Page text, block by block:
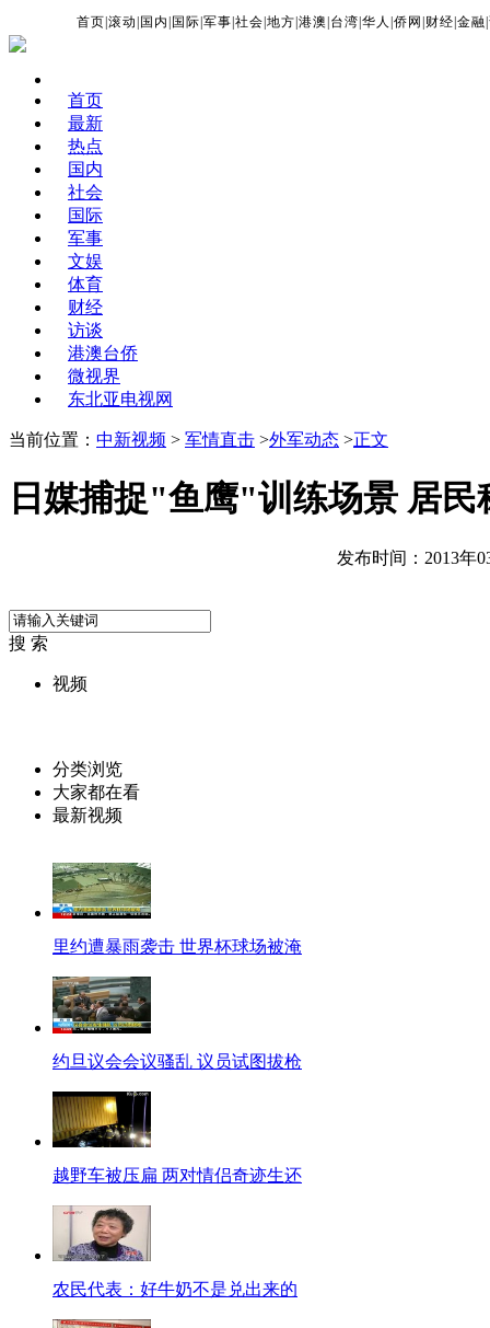
首页 |滚动 国内 国际 |军事 |社会 |地方 |港澳 台湾 |华人 |侨网 财经 |金融 |
首页
最新
热点
国内
社会
国际
军事
文娱
体育
财经
访谈
港澳台侨
微视界
东北亚电视网
当前位置： 中新视频 > 军情直击 >外军动态 >正文
日媒捕捉"鱼鹰"训练场景 居民
发布时间：2013年
搜 索
视频
分类浏览
大家都在看
最新视频
里约遭暴雨袭击 世界杯球场被淹
约旦议会会议骚乱 议员试图拔枪
越野车被压扁 两对情侣奇迹生还
农民代表：好牛奶不是兑出来的